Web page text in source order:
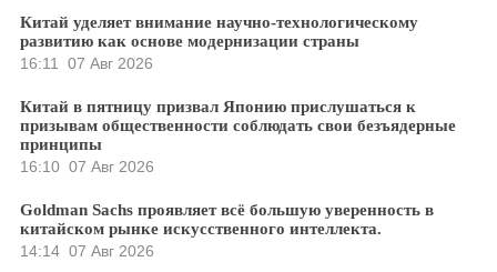
Китай уделяет внимание научно-технологическому
развитию как основе модернизации страны
16:11
07 Авг 2026
Китай в пятницу призвал Японию прислушаться к
призывам общественности соблюдать свои безъядерные
принципы
16:10 07 Авг 2026
Goldman Sachs проявляет всё большую уверенность в
китайском рынке искусственного интеллекта.
14:14 07 Авг 2026